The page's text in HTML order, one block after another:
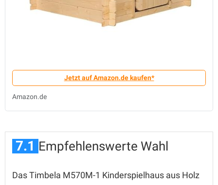
Jetzt auf Amazon.de kaufen*
Amazon.de
7.1 Empfehlenswerte Wahl
Das Timbela M570M-1 Kinderspielhaus aus Holz